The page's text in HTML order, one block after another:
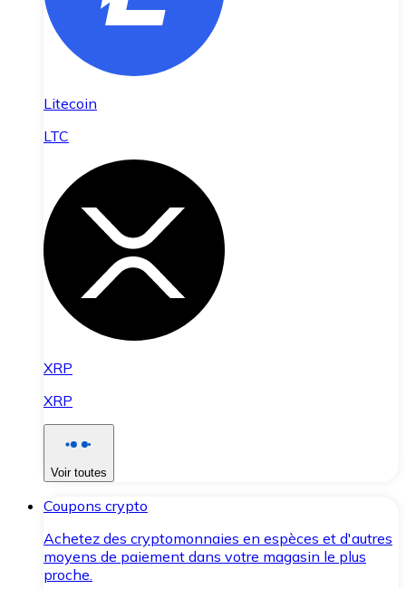
Litecoin
LTC
XRP
XRP
Voir toutes
Coupons crypto
Achetez des cryptomonnaies en espèces et d'autres
moyens de paiement dans votre magasin le plus
proche.